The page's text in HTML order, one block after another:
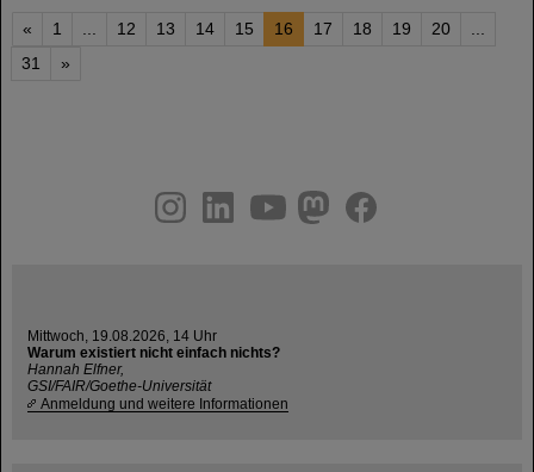
« 1 12 13 14 15 16 17 18 19 20
31
»
youtube
helmholtz.social
facebook
Mittwoch, 19.08.2026, 14 Uhr
Warum existiert nicht einfach nichts?
Hannah Elfner,
GSI/FAIR/Goethe-Universität
Anmeldung und weitere Informationen